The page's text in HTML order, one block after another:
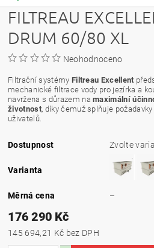
FILTREAU
DRUM 60/80 XL
Neohodnoceno
Filtrační systémy Filtreau Excellent
mechanické filtrace vody pro jezírka a
navržena s důrazem namaximální
životnost, díky čemuž splňuje
uživatelů.
Dostupnost Zvolte
Varianta
Měrná cena –
176 290 Kč
145 694,21 Kč bez DPH